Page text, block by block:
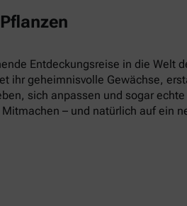
Entdeckungsreise in die Welt
ihr geheimnisvolle Gewächse,
sich anpassen und sogar
– und natürlich auf ein